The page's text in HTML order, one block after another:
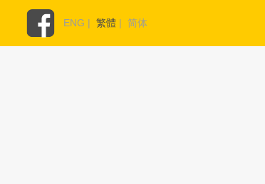
ENG | 繁體 | 简体